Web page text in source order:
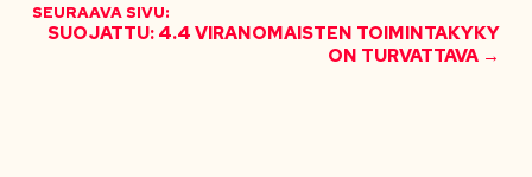
SEURAAVA SIVU:
SUOJATTU: 4.4 VIRANOMAISTEN TOIMINTAKYKY
ON TURVATTAVA →